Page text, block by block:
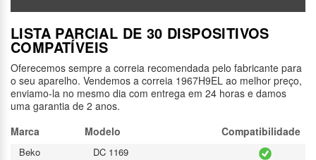
LISTA PARCIAL DE 30 DISPOSITIVOS
COMPATÍVEIS
Oferecemos sempre a correia recomendada pelo fabricante para
o seu aparelho. Vendemos a correia 1967H9EL ao melhor preço,
enviamo-la no mesmo dia com entrega em 24 horas e damos
uma garantia de 2 anos.
Marca
Modelo Compatibilidade
Beko
DC 1169